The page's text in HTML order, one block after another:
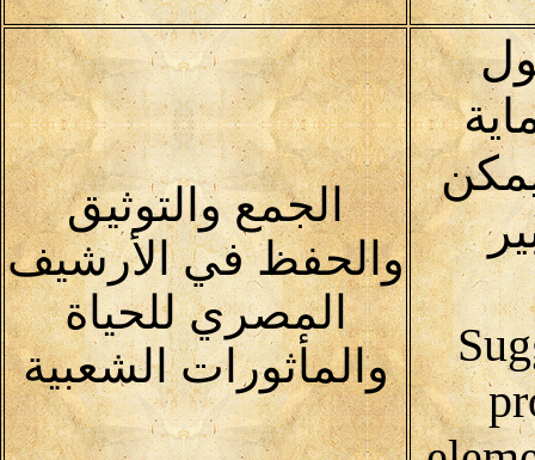
الجمع والتوثيق
والحفظ في الأرشيف
المصري للحياة
والمأثورات الشعبية